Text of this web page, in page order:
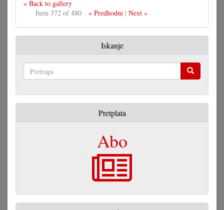
« Back to gallery
Item 372 of 480
« Predhodni| Next »
Iskanje
Pretplata
Abo